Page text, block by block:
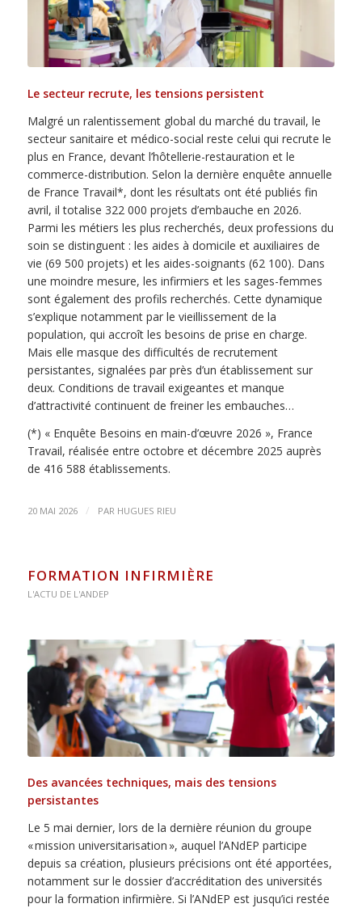
Le secteur recrute, les tensions persistent
Malgré un ralentissement global du marché du travail, le
secteur sanitaire et médico-social reste celui qui recrute le
plus en France, devant l’hôtellerie-restauration et le
commerce-distribution. Selon la dernière enquête annuelle
de France Travail*, dont les résultats ont été publiés fin
avril, il totalise 322 000 projets d’embauche en 2026.
Parmi les métiers les plus recherchés, deux professions du
soin se distinguent : les aides à domicile et auxiliaires de
vie (69 500 projets) et les aides-soignants (62 100). Dans
une moindre mesure, les infirmiers et les sages-femmes
sont également des profils recherchés. Cette dynamique
s’explique notamment par le vieillissement de la
population, qui accroît les besoins de prise en charge.
Mais elle masque des difficultés de recrutement
persistantes, signalées par près d’un établissement sur
deux. Conditions de travail exigeantes et manque
d’attractivité continuent de freiner les embauches…
(*) « Enquête Besoins en main-d’œuvre 2026 », France
Travail, réalisée entre octobre et décembre 2025 auprès
de 416 588 établissements.
20 MAI 2026 / PAR HUGUES RIEU
FORMATION INFIRMIÈRE
L'ACTU DE L'ANDEP
Des avancées techniques, mais des tensions
persistantes
Le 5 mai dernier, lors de la dernière réunion du groupe
« mission universitarisation », auquel l’ANdEP participe
depuis sa création, plusieurs précisions ont été apportées,
notamment sur le dossier d’accréditation des universités
pour la formation infirmière. Si l’ANdEP est jusqu’ici restée